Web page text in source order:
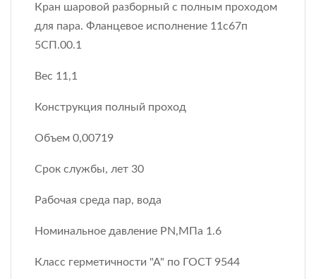
Кран шаровой разборный с полным проходом
для пара. Фланцевое исполнение 11с67п
5СП.00.1
Вес 11,1
Конструкция полный проход
Объем 0,00719
Срок службы, лет 30
Рабочая среда пар, вода
Номинальное давление PN,МПа 1.6
Класс герметичности "А" по ГОСТ 9544